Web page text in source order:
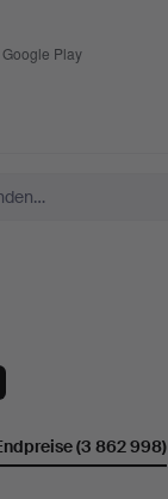
Play
(3 862 998)